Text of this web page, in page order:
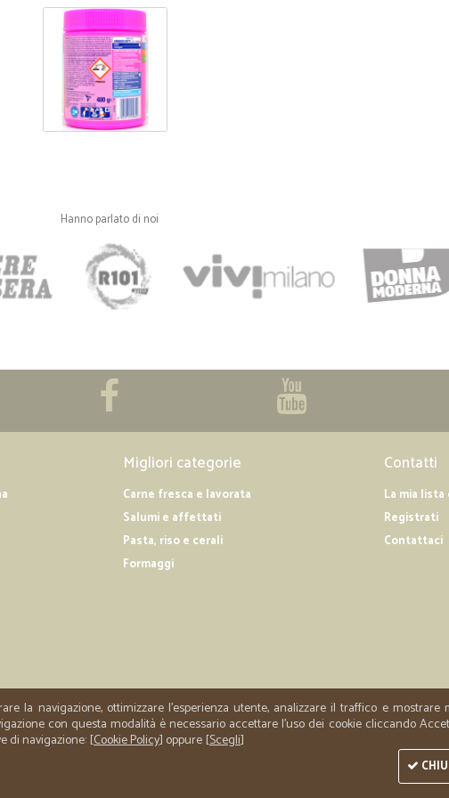
Hanno parlato di noi
Migliori categorie
Carne fresca e lavorata
Salumi e affettati
Pasta, riso e cerali
Formaggi
Contatti
La mia
Registrati
Contattaci
la navigazione, ottimizzare l'esperienza utente, analizzare il traffico e mostrare
con questa modalità è necessario accettare l'uso dei cookie cliccando
di navigazione: [Cookie Policy] oppure [Scegli]